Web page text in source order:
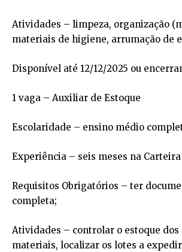
Atividades – limpeza, organização
materiais de higiene, arrumação de
Disponível até 12/12/2025 ou
1 vaga – Auxiliar de Estoque
Escolaridade – ensino médio
Experiência – seis meses na
Requisitos Obrigatórios – ter
completa;
Atividades – controlar o estoque dos
materiais, localizar os lotes a